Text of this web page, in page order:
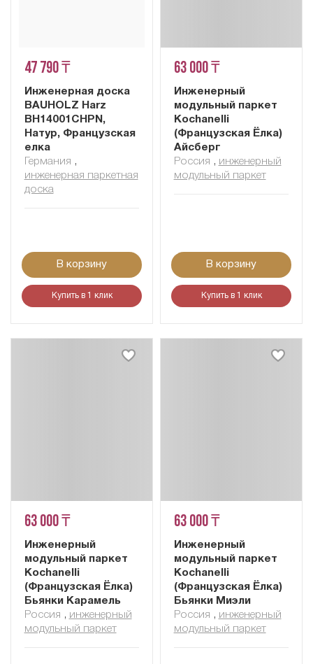
47 790 ₸
Инженерная доска
BAUHOLZ Harz
BH14001CHPN,
Натур, Французская
елка
Германия ,
инженерная паркетная
доска
В корзину
Купить в 1 клик
63 000 ₸
Инженерный
модульный паркет
Kochanelli
(Французская Ёлка)
Айсберг
Россия , инженерный
модульный паркет
В корзину
Купить в 1 клик
63 000 ₸
Инженерный
модульный паркет
Kochanelli
(Французская Ёлка)
Бьянки Карамель
Россия , инженерный
модульный паркет
63 000 ₸
Инженерный
модульный паркет
Kochanelli
(Французская Ёлка)
Бьянки Миэли
Россия , инженерный
модульный паркет